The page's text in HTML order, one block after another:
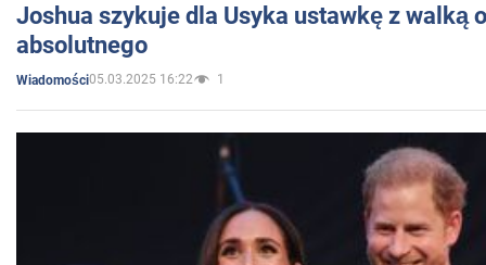
Joshua szykuje dla Usyka ustawkę z walką
absolutnego
Wiadomości05.03.2025 16:22 1